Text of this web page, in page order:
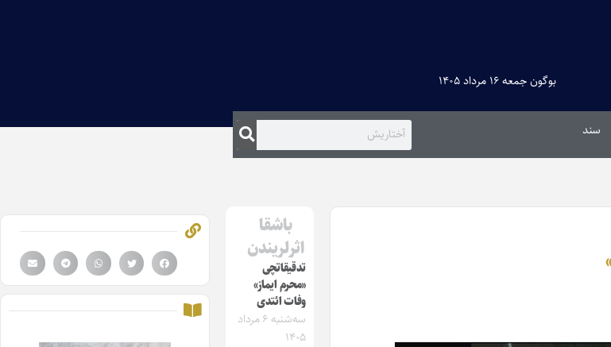
بوگون جمعه ۱۶ مرداد ۱۴۰۵
سند
باشقا
اثرلریندن
تدقیقاتچی
«محرم ایماز»
وفات ائتدی
سه‌شنبه ۶ مرداد
۱۴۰۵